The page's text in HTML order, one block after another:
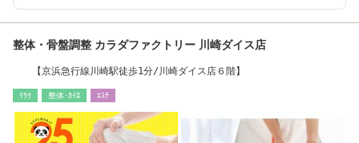
整体・骨盤調整 カラダファクトリー 川崎ダイス店
【京浜急行線川崎駅徒歩1分/川崎ダイス店６階】
ﾘﾗｸ 整体･ｶｲﾛ ｴｽﾃ